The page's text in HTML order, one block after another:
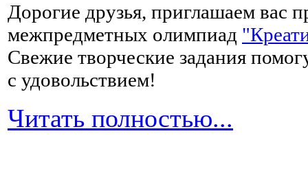
Дорогие друзья, приглашаем вас
межпредметных олимпиад
Свежие творческие задания
с удовольствием!
Читать полностью...